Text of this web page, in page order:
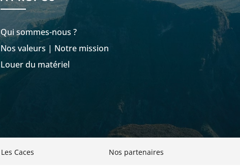
Qui sommes-nous ?
Nos valeurs | Notre mission
Louer du matériel
Les Caces Nos partenaires